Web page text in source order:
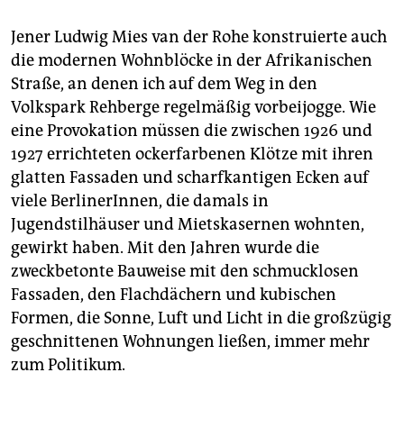
Jener Ludwig Mies van der Rohe konstruierte auch
die modernen Wohnblöcke in der Afrikanischen
Straße, an denen ich auf dem Weg in den
Volkspark Rehberge regelmäßig vorbeijogge. Wie
eine Provokation müssen die zwischen 1926 und
1927 errichteten ockerfarbenen Klötze mit ihren
glatten Fassaden und scharfkantigen Ecken auf
viele BerlinerInnen, die damals in
Jugendstilhäuser und Mietskasernen wohnten,
gewirkt haben. Mit den Jahren wurde die
zweckbetonte Bauweise mit den schmucklosen
Fassaden, den Flachdächern und kubischen
Formen, die Sonne, Luft und Licht in die großzügig
geschnittenen Wohnungen ließen, immer mehr
zum Politikum.